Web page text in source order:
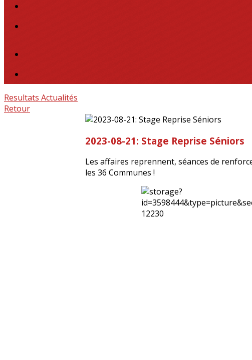
Resultats Actualités
Retour
2023-08-21: Stage Reprise Séniors
Les affaires reprennent, séances de
les 36 Communes !